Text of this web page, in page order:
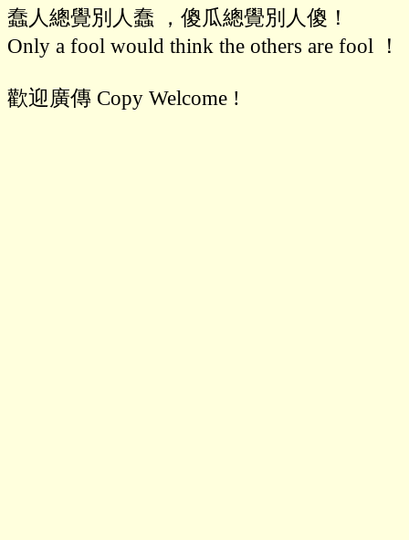
蠢人總覺別人蠢 ，傻瓜總覺別人傻！
Only a fool would think the others are fool ！
歡迎廣傳 Copy Welcome !